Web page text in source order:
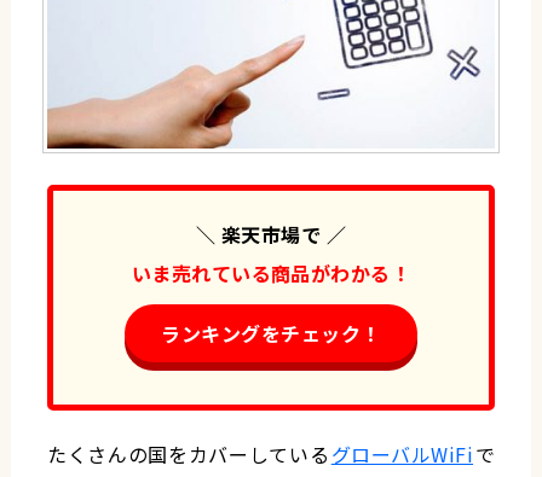
＼ 楽天市場で ／
いま売れている商品がわかる！
ランキングをチェック！
たくさんの国をカバーしているグローバルWiFiで